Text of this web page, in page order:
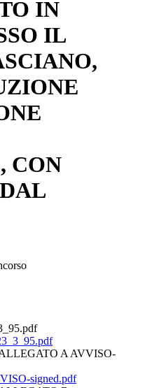
IN
IL
CON
A AVVISO-
signed.pdf